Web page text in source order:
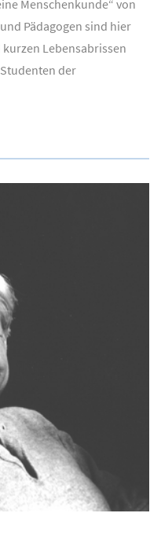
Menschenkunde“ von
Pädagogen sind hier
Lebensabrissen
der